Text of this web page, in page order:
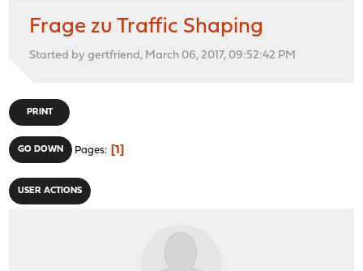
Frage zu Traffic Shaping
Started by gertfriend, March 06, 2017, 09:52:42 PM
PRINT
GO DOWN Pages 1
USER ACTIONS